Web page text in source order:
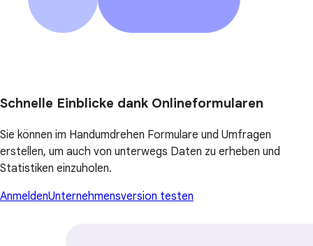
Schnelle Einblicke dank Onlineformularen
Sie können im Handumdrehen Formulare und Umfragen
erstellen, um auch von unterwegs Daten zu erheben und
Statistiken einzuholen.
AnmeldenUnternehmensversion testen